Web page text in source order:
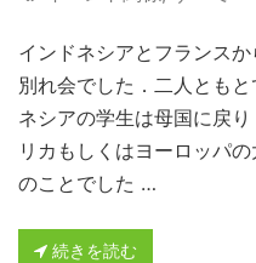
インドネシアとフランス
別れ会でした．二人とも
ネシアの学生は母国に戻
リカもしくはヨーロッパ
のことでした …
続きを読む